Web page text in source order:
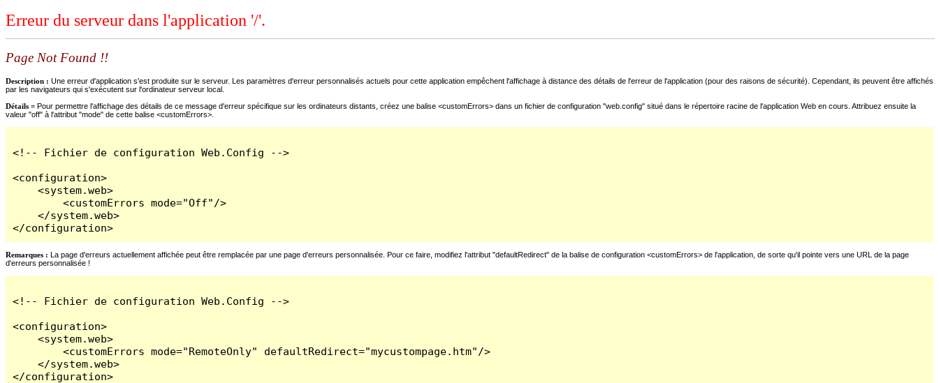
Erreur du serveur dans l'application '/'.
Page Not Found !!
Description : Une erreur d'application s'est produite sur le serveur. Les paramètres d'erreur personnalisés actuels pour cette application empêchent l'affichage à distance des détails de l'erreur de l'application (pour des raisons de sécurité). Cependant, ils peuvent être affichés
par les navigateurs qui s'exécutent sur l'ordinateur serveur local.
Détails = Pour permettre l'affichage des détails de ce message d'erreur spécifique sur les ordinateurs distants, créez une balise <customErrors> dans un fichier de configuration "web.config" situé dans le répertoire racine de l'application Web en cours. Attribuez ensuite la
valeur "off" à l'attribut "mode" de cette balise <customErrors>.
<!-- Fichier de configuration Web.Config -->
<configuration>
    <system.web>
        <customErrors mode="Off"/>
    </system.web>
</configuration>
Remarques : La page d'erreurs actuellement affichée peut être remplacée par une page d'erreurs personnalisée. Pour ce faire, modifiez l'attribut "defaultRedirect" de la balise de configuration <customErrors> de l'application, de sorte qu'il pointe vers une URL de la page
d'erreurs personnalisée !
<!-- Fichier de configuration Web.Config -->
<configuration>
    <system.web>
        <customErrors mode="RemoteOnly" defaultRedirect="mycustompage.htm"/>
    </system.web>
</configuration>